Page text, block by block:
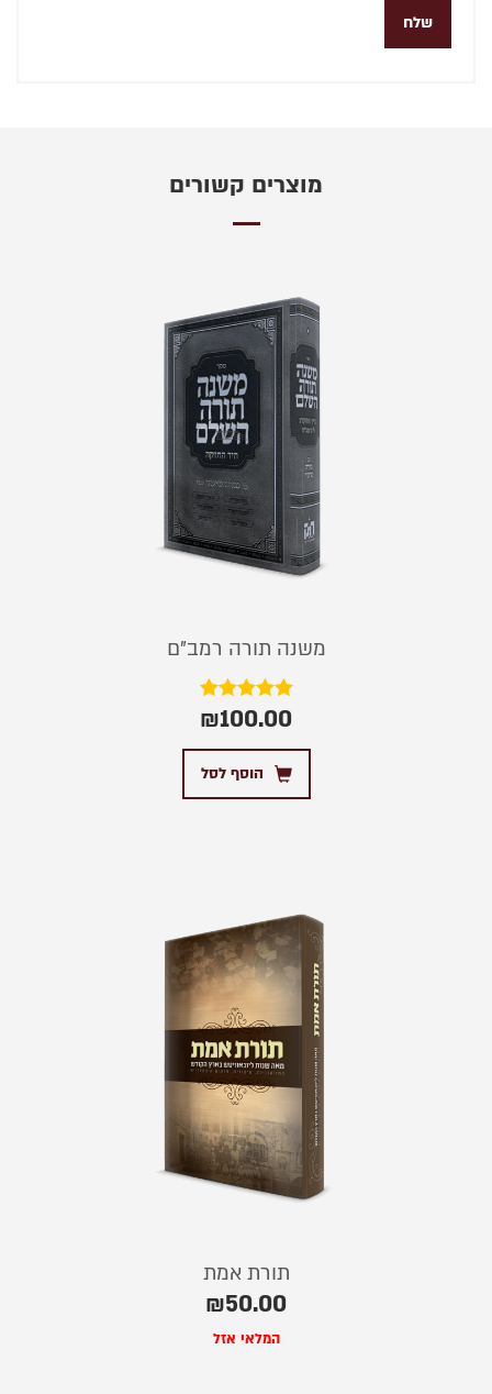
מוצרים קשורים
משנה תורה רמב”ם
דורג
5.00
מתוך 5
₪100.00
הוסף לסל
תורת אמת
₪50.00
המלאי אזל